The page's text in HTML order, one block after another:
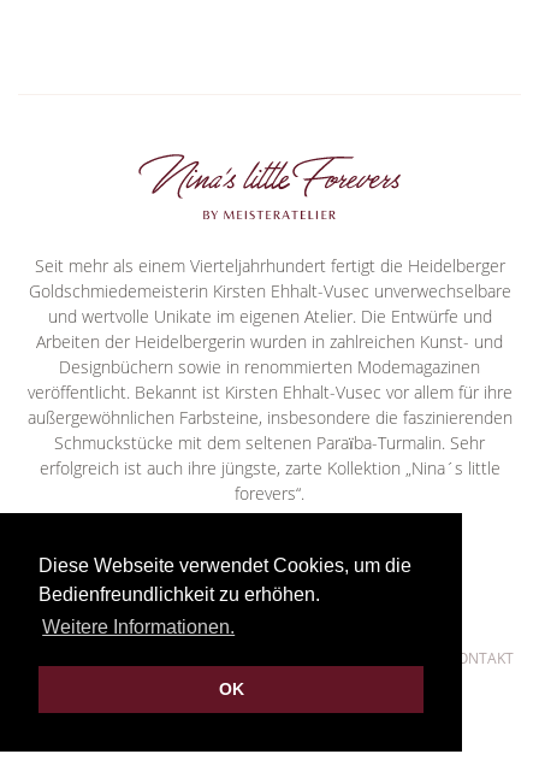
Diese Webseite verwendet Cookies, um die
Bedienfreundlichkeit zu erhöhen.
Weitere Informationen.
OK
Seit mehr als einem Vierteljahrhundert fertigt die Heidelberger
Goldschmiedemeisterin Kirsten Ehhalt-Vusec unverwechselbare
und wertvolle Unikate im eigenen Atelier. Die Entwürfe und
Arbeiten der Heidelbergerin wurden in zahlreichen Kunst- und
Designbüchern sowie in renommierten Modemagazinen
veröffentlicht. Bekannt ist Kirsten Ehhalt-Vusec vor allem für ihre
außergewöhnlichen Farbsteine, insbesondere die faszinierenden
Schmuckstücke mit dem seltenen Paraїba-Turmalin. Sehr
erfolgreich ist auch ihre jüngste, zarte Kollektion „Nina´s little
forevers“.
KONTAKT
IMPRESSUM
© Meisteratelier Kirsten Ehhalt 2020